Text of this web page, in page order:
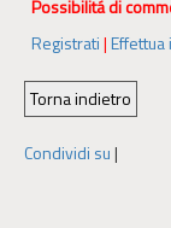
Possibilitá di
Registrati|Effettua
Condividi su|